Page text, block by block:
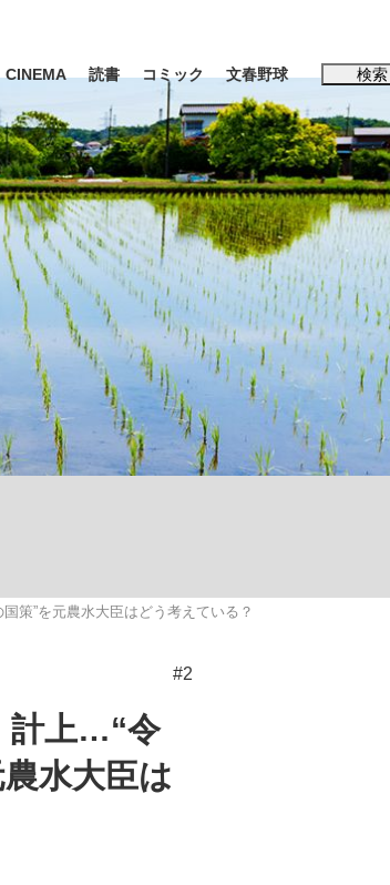
インタビュー 読書
まま解散」WBC日本代表“敗戦”の真実 選手が明かす...
観る将棋、読む将棋
CINEMA 読書 コミック 文春野球 検索
#内田有紀
#松田聖子
策”を元農水大臣はどう考えている？
#2
計上…“令
水大臣は